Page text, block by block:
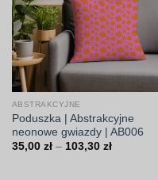
ABSTRAKCYJNE
Poduszka | Abstrakcyjne
neonowe gwiazdy | AB006
35,00 zł – 103,30 złZakres